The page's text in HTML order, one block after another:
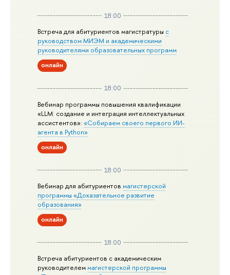
18:00
Встреча для абитуриентов магистратуры с
руководством МИЭМ и академическими
руководителями образовательных программ
онлайн
18:00
Вебинар программы повышения квалификации
«LLM: создание и интеграция интеллектуальных
ассистентов»:«Собираем своего первого ИИ-
агента в Python»
онлайн
18:00
Вебинар для абитуриентовмагистерской
программы «Доказательное развитие
образования»
онлайн
18:00
Встреча абитуриентов с академическим
руководителеммагистерской программы